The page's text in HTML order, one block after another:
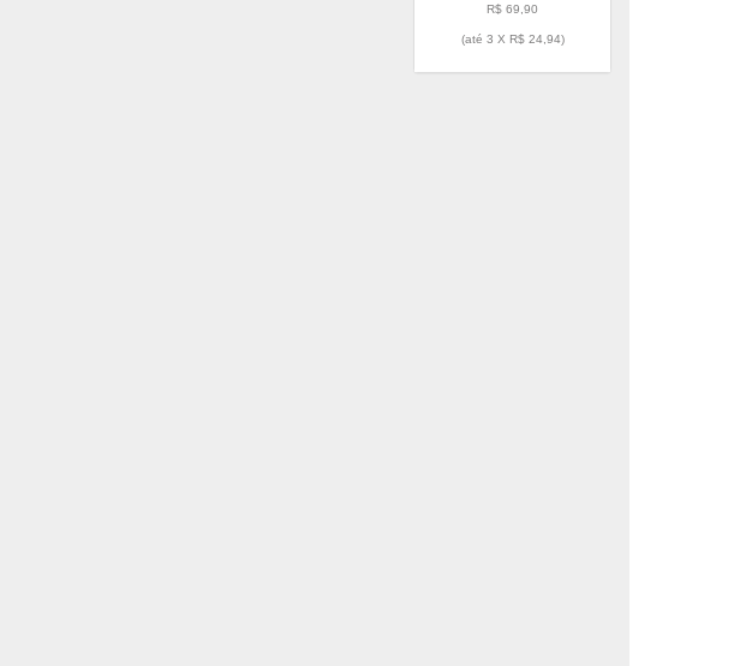
R$ 69,90
(até 3 X R$ 24,94)